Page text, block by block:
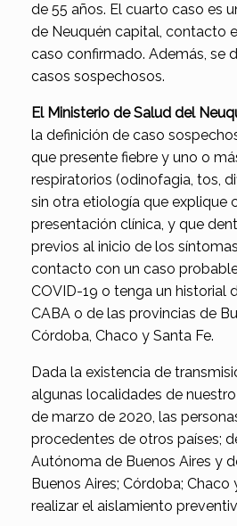
de 55 años. El cuarto caso es
de Neuquén capital, contacto
caso confirmado. Además, se
casos sospechosos.
El Ministerio de Salud del
la definición de caso
que presente fiebre y uno o
respiratorios (odinofagia, tos,
sin otra etiología que explique
presentación clínica, y que
previos al inicio de los
contacto con un caso
COVID-19 o tenga un historial
CABA o de las provincias de
Córdoba, Chaco y Santa Fe.
Dada la existencia de
algunas localidades de
de marzo de 2020, las
procedentes de otros países;
Autónoma de Buenos Aires y
Buenos Aires; Córdoba; Chaco
realizar el aislamiento